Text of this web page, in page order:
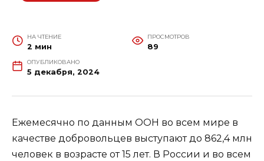
НА ЧТЕНИЕ
2 мин
ПРОСМОТРОВ
89
ОПУБЛИКОВАНО
5 декабря, 2024
Ежемесячно по данным ООН во всем мире в
качестве добровольцев выступают до 862,4 млн
человек в возрасте от 15 лет. В России и во всем